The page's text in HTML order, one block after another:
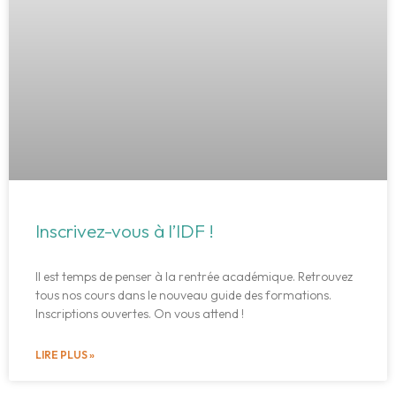
Inscrivez-vous à l’IDF !
Il est temps de penser à la rentrée académique. Retrouvez
tous nos cours dans le nouveau guide des formations.
Inscriptions ouvertes. On vous attend !
LIRE PLUS »